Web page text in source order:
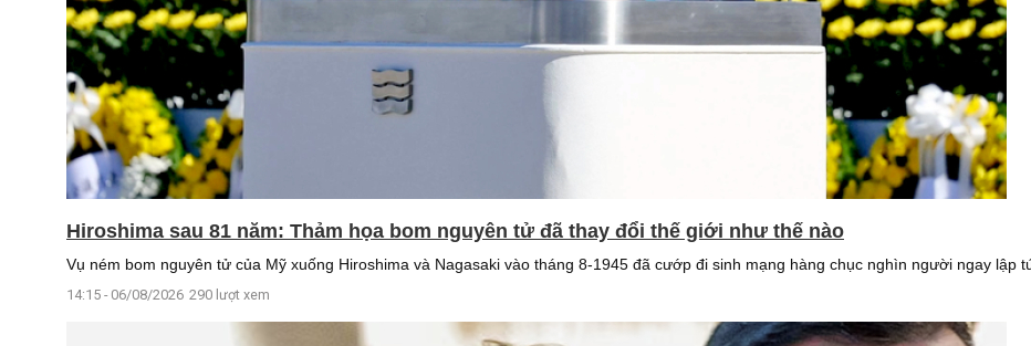
Hiroshima sau 81 năm: Thảm họa bom nguyên tử đã thay đổi thế giới như thế nào
Vụ ném bom nguyên tử của Mỹ xuống Hiroshima và Nagasaki vào tháng 8-1945 đã cướp đi sinh mạng hàng chục nghìn người ngay lập
14:15 - 06/08/2026 290 lượt xem